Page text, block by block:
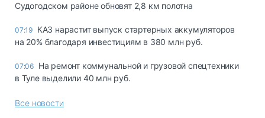
Судогодском районе обновят 2,8 км полотна
07:19 КАЗ нарастит выпуск стартерных аккумуляторов
на 20% благодаря инвестициям в 380 млн руб.
07:06 На ремонт коммунальной и грузовой спецтехники
в Туле выделили 40 млн руб.
Все новости